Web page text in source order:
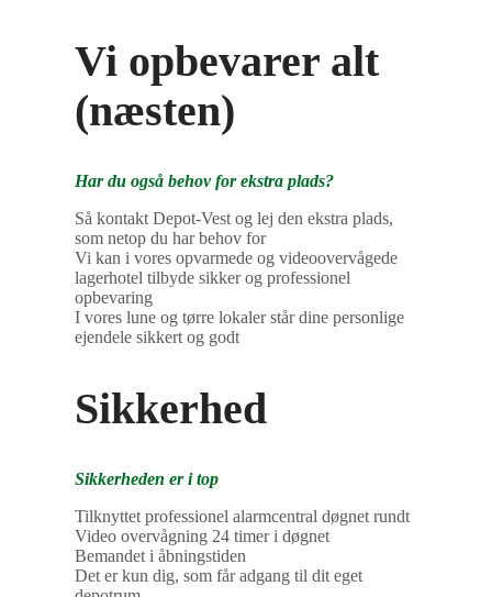
Vi opbevarer alt
(næsten)
Har du også behov for ekstra plads?
Så kontakt Depot-Vest og lej den ekstra plads,
som netop du har behov for
Vi kan i vores opvarmede og videoovervågede
lagerhotel tilbyde sikker og professionel
opbevaring
I vores lune og tørre lokaler står dine personlige
ejendele sikkert og godt
Sikkerhed
Sikkerheden er i top
Tilknyttet professionel alarmcentral døgnet rundt
Video overvågning 24 timer i døgnet
Bemandet i åbningstiden
Det er kun dig, som får adgang til dit eget